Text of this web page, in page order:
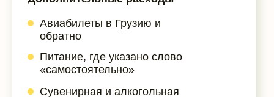
Сувенирная и алкогольная
Питание, где указано слово
«самостоятельно»
Авиабилеты в Грузию и
обратно